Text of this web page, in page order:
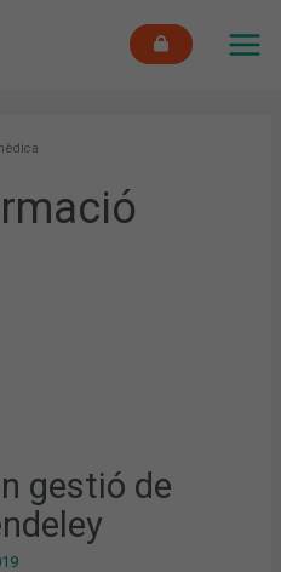
gestió de